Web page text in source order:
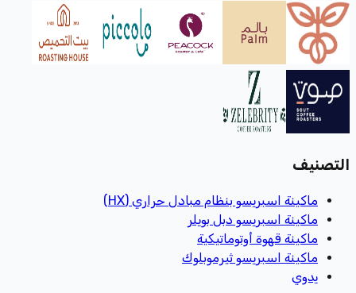
التصنيف
ماكينة اسبريسو بنظام مبادل حراري (HX)
ماكينة اسبريسو دبل بويلر
ماكينة قهوة أوتوماتيكية
ماكينة اسبريسو ثيرموبلوك
يدوي